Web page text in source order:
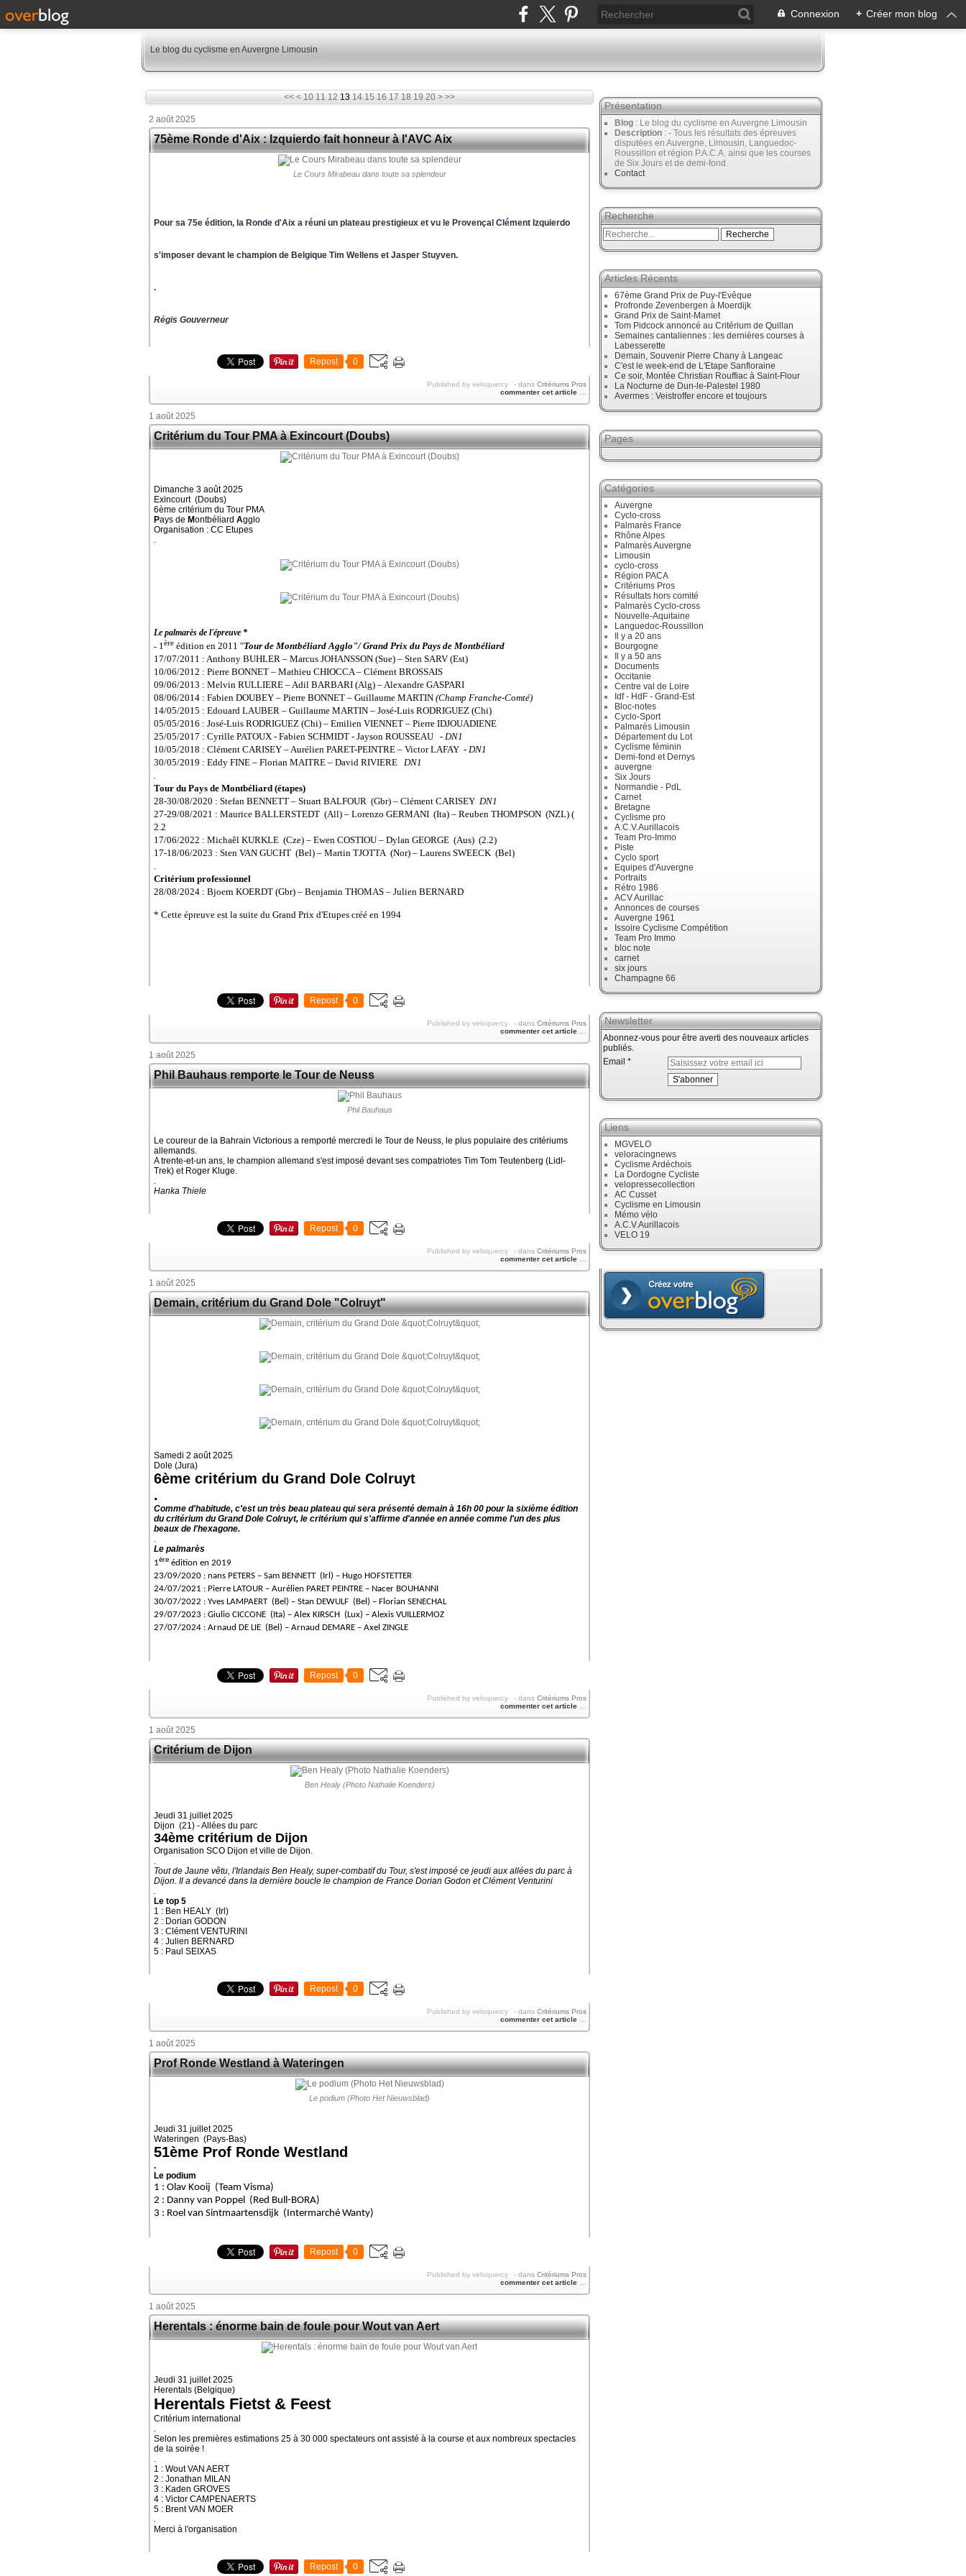
Connexion + Créer mon blog
Le blog du cyclisme en Auvergne Limousin
<< < 10 11 12 13 14 15 16 17 18 19 20 30
40
50
60
70
80
90
100
> >>
2 août 2025
75ème Ronde d'Aix : Izquierdo fait honneur à l'AVC Aix
Le Cours Mirabeau dans toute sa splendeur
Pour sa 75e édition, la Ronde d'Aix a réuni un plateau prestigieux et vu le Provençal Clément Izquierdo
s'imposer devant le champion de Belgique Tim Wellens et Jasper Stuyven.
.
Régis Gouverneur
Repost 0
Published by veloquercy - dans Critériums Pros
commenter cet article
1 août 2025
Critérium du Tour PMA à Exincourt (Doubs)
Dimanche 3 août 2025
Exincourt (Doubs)
6ème critérium du Tour PMA
Pays de Montbéliard Agglo
Organisation : CC Etupes
.
Le palmarès de l'épreuve *
- 1ère édition en 2011 "Tour de Montbéliard Agglo"/ Grand Prix du Pays de Montbéliard
17/07/2011 : Anthony BUHLER – Marcus JOHANSSON (Sue) – Sten SARV (Est)
10/06/2012 : Pierre BONNET – Mathieu CHIOCCA – Clément BROSSAIS
09/06/2013 : Melvin RULLIERE – Adil BARBARI (Alg) – Alexandre GASPARI
08/06/2014 : Fabien DOUBEY – Pierre BONNET – Guillaume MARTIN (Champ Franche-Comté)
14/05/2015 : Edouard LAUBER – Guillaume MARTIN – José-Luis RODRIGUEZ (Chi)
05/05/2016 : José-Luis RODRIGUEZ (Chi) – Emilien VIENNET – Pierre IDJOUADIENE
25/05/2017 : Cyrille PATOUX - Fabien SCHMIDT - Jayson ROUSSEAU - DN1
10/05/2018 : Clément CARISEY – Aurélien PARET-PEINTRE – Victor LAFAY - DN1
30/05/2019 : Eddy FINE – Florian MAITRE – David RIVIERE DN1
.
Tour du Pays de Montbéliard (étapes)
28-30/08/2020 : Stefan BENNETT – Stuart BALFOUR (Gbr) – Clément CARISEY DN1
27-29/08/2021 : Maurice BALLERSTEDT (All) – Lorenzo GERMANI (Ita) – Reuben THOMPSON (NZL) (
2.2
17/06/2022 : Michaêl KURKLE (Cze) – Ewen COSTIOU – Dylan GEORGE (Aus) (2.2)
17-18/06/2023 : Sten VAN GUCHT (Bel) – Martin TJOTTA (Nor) – Laurens SWEECK (Bel)
.
Critérium professionnel
28/08/2024 : Bjoern KOERDT (Gbr) – Benjamin THOMAS – Julien BERNARD
* Cette épreuve est la suite du Grand Prix d'Etupes créé en 1994
Repost 0
Published by veloquercy - dans Critériums Pros
commenter cet article …
1 août 2025
Phil Bauhaus remporte le Tour de Neuss
Phil Bauhaus
Le coureur de la Bahrain Victorious a remporté mercredi le Tour de Neuss, le plus populaire des critériums
allemands.
A trente-et-un ans, le champion allemand s'est imposé devant ses compatriotes Tim Tom Teutenberg (Lidl-
Trek) et Roger Kluge.
.
Hanka Thiele
Repost 0
Published by veloquercy - dans Critériums Pros
commenter cet article …
1 août 2025
Demain, critérium du Grand Dole "Colruyt"
Samedi 2 août 2025
Dole (Jura)
6ème critérium du Grand Dole Colruyt
.
Comme d'habitude, c'est un très beau plateau qui sera présenté demain à 16h 00 pour la sixième édition
du critérium du Grand Dole Colruyt, le critérium qui s'affirme d'année en année comme l'un des plus
beaux de l'hexagone.
.
Le palmarès
1ère édition en 2019
23/09/2020 : nans PETERS – Sam BENNETT (Irl) – Hugo HOFSTETTER
24/07/2021 : Pierre LATOUR – Aurélien PARET PEINTRE – Nacer BOUHANNI
30/07/2022 : Yves LAMPAERT (Bel) – Stan DEWULF (Bel) – Florian SENECHAL
29/07/2023 : Giulio CICCONE (Ita) – Alex KIRSCH (Lux) – Alexis VUILLERMOZ
27/07/2024 : Arnaud DE LIE (Bel) – Arnaud DEMARE – Axel ZINGLE
Repost 0
Published by veloquercy - dans Critériums Pros
commenter cet article
1 août 2025
Critérium de Dijon
Ben Healy (Photo Nathalie Koenders)
Jeudi 31 juillet 2025
Dijon (21) - Allées du parc
34ème critérium de Dijon
Organisation SCO Dijon et ville de Dijon.
.
Tout de Jaune vêtu, l'Irlandais Ben Healy, super-combatif du Tour, s'est imposé ce jeudi aux allées du parc à
Dijon. Il a devancé dans la dernière boucle le champion de France Dorian Godon et Clément Venturini
.
Le top 5
1 : Ben HEALY (Irl)
2 : Dorian GODON
3 : Clément VENTURINI
4 : Julien BERNARD
5 : Paul SEIXAS
Repost 0
Published by veloquercy - dans Critériums Pros
commenter cet article
1 août 2025
Prof Ronde Westland à Wateringen
Le podium (Photo Het Nieuwsblad)
Jeudi 31 juillet 2025
Wateringen (Pays-Bas)
51ème Prof Ronde Westland
.
Le podium
1 : Olav Kooij (Team Visma)
2 : Danny van Poppel (Red Bull-BORA)
3 : Roel van Sintmaartensdijk (Intermarché Wanty)
Repost 0
Published by veloquercy - dans Critériums Pros
commenter cet article
1 août 2025
Herentals : énorme bain de foule pour Wout van Aert
Jeudi 31 juillet 2025
Herentals (Belgique)
Herentals Fietst & Feest
Critérium international
.
Selon les premières estimations 25 à 30 000 spectateurs ont assisté à la course et aux nombreux spectacles
de la soirée !
.
1 : Wout VAN AERT
2 : Jonathan MILAN
3 : Kaden GROVES
4 : Victor CAMPENAERTS
5 : Brent VAN MOER
.
Merci à l'organisation
Repost 0
Présentation
Blog : Le blog du cyclisme en Auvergne Limousin
Description : - Tous les résultats des épreuves
disputées en Auvergne, Limousin, Languedoc-
Roussillon et région P.A.C.A. ainsi que les courses
de Six Jours et de demi-fond.
Contact
Recherche
Articles Récents
67ème Grand Prix de Puy-l'Evêque
Profronde Zevenbergen à Moerdijk
Grand Prix de Saint-Mamet
Tom Pidcock annoncé au Critérium de Quillan
Semaines cantaliennes : les dernières courses à
Labesserette
Demain, Souvenir Pierre Chany à Langeac
C'est le week-end de L'Etape Sanfloraine
Ce soir, Montée Christian Rouffiac à Saint-Flour
La Nocturne de Dun-le-Palestel 1980
Avermes : Veistroffer encore et toujours
Pages
Catégories
Auvergne
Cyclo-cross
Palmarès France
Rhône Alpes
Palmarès Auvergne
Limousin
cyclo-cross
Région PACA
Critériums Pros
Résultats hors comité
Palmarès Cyclo-cross
Nouvelle-Aquitaine
Languedoc-Roussillon
Il y a 20 ans
Bourgogne
Il y a 50 ans
Documents
Occitanie
Centre val de Loire
Idf - HdF - Grand-Est
Bloc-notes
Cyclo-Sport
Palmarès Limousin
Département du Lot
Cyclisme féminin
Demi-fond et Dernys
auvergne
Six Jours
Normandie - PdL
Carnet
Bretagne
Cyclisme pro
A.C.V.Aurillacois
Team Pro-Immo
Piste
Cyclo sport
Equipes d'Auvergne
Portraits
Rétro 1986
ACV Aurillac
Annonces de courses
Auvergne 1961
Issoire Cyclisme Compétition
Team Pro Immo
bloc note
carnet
six jours
Champagne 66
Newsletter
Abonnez-vous pour être averti des nouveaux articles
publiés.
Email
Liens
MGVELO
veloracingnews
Cyclisme Ardéchois
La Dordogne Cycliste
velopressecollection
AC Cusset
Cyclisme en Limousin
Mémo vélo
A.C.V.Aurillacois
VELO 19